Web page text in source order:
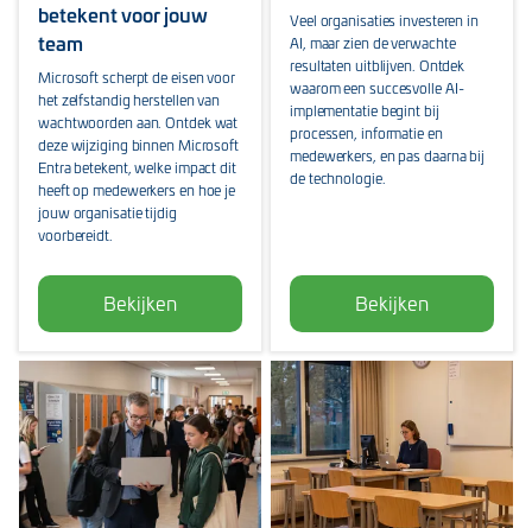
betekent voor jouw
team
Microsoft scherpt de eisen voor
het zelfstandig herstellen van
wachtwoorden aan. Ontdek wat
deze wijziging binnen Microsoft
Entra betekent, welke impact dit
heeft op medewerkers en hoe je
jouw organisatie tijdig
voorbereidt.
Bekijken
Veel organisaties investeren in
AI, maar zien de verwachte
resultaten uitblijven. Ontdek
waarom een succesvolle AI-
implementatie begint bij
processen, informatie en
medewerkers, en pas daarna bij
de technologie.
Bekijken